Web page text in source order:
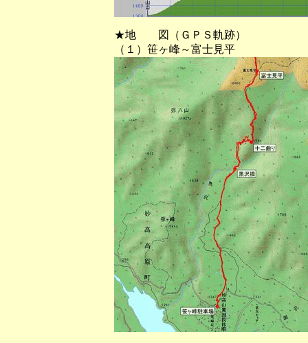
★地 図（ＧＰＳ軌跡）
（１）笹ヶ峰～富士